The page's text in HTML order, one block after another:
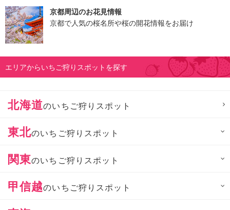
京都周辺のお花見情報
京都で人気の桜名所や桜の開花情報をお届け
エリアからいちご狩りスポットを探す
北海道のいちご狩りスポット
東北のいちご狩りスポット
関東のいちご狩りスポット
甲信越のいちご狩りスポット